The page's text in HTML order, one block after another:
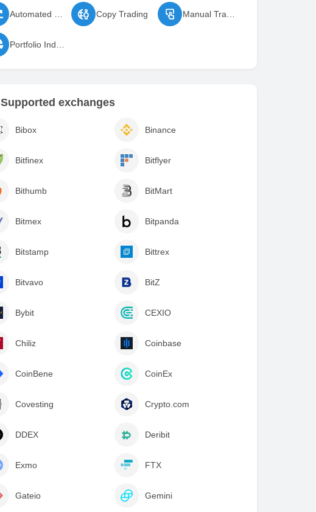
Copy Trading
Supported exchanges
Bibox Binance
Bitfinex Bitflyer
Bithumb BitMart
Bitmex Bitpanda
Bitstamp Bittrex
Bitvavo BitZ
Bybit CEXIO
Chiliz Coinbase
CoinBene CoinEx
Covesting Crypto.com
DDEX Deribit
Exmo FTX
Gateio Gemini